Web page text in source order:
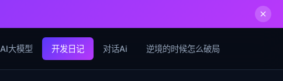
AI大模型 开发日记 对话Ai 逆境的时候怎么破局